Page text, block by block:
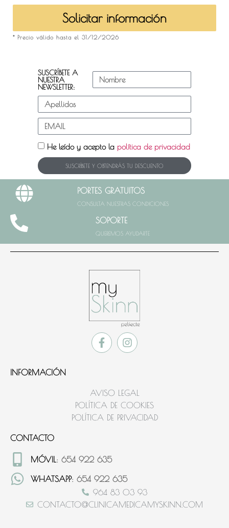
Solicitar información
* Precio válido hasta el 31/12/2026
SUSCRÍBETE A
NUESTRA
NEWSLETTER:
He leído y acepto la política de privacidad
SUSCRÍBETE Y OBTENDRÁS TU DESCUENTO
PORTES GRATUITOS
CONSULTA NUESTRAS CONDICIONES
SOPORTE
QUEREMOS AYUDARTE
INFORMACIÓN
AVISO LEGAL
POLÍTICA DE COOKIES
POLÍTICA DE PRIVACIDAD
CONTACTO
MÓVIL: 654 922 635
WHATSAPP: 654 922 635
964 83 03 93
CONTACTO@CLINICAMEDICAMYSKINN.COM